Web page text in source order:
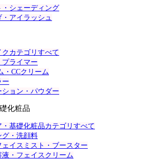
・シェーディング
アイラッシュ
カテゴリすべて
ライマー
・CCクリーム
ー
ション・パウダー
化粧品
・基礎化粧品カテゴリすべて
グ・洗顔料
イスミスト・ブースター
・フェイスクリーム